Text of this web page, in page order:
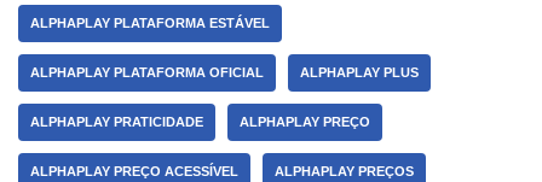
ALPHAPLAY PLATAFORMA ESTÁVEL
ALPHAPLAY PLATAFORMA OFICIAL ALPHAPLAY PLUS
ALPHAPLAY PRATICIDADE ALPHAPLAY PREÇO
ALPHAPLAY PREÇO ACESSÍVEL ALPHAPLAY PREÇOS